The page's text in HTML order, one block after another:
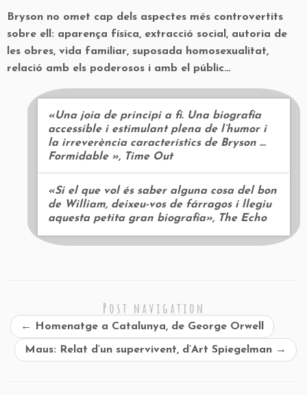
Bryson no omet cap dels aspectes més controvertits
sobre ell: aparença física, extracció social, autoria de
les obres, vida familiar, suposada homosexualitat,
relació amb els poderosos i amb el públic…
«Una joia de principi a fi. Una biografia
accessible i estimulant plena de l’humor i
la irreverència característics de Bryson …
Formidable », Time Out
«Si el que vol és saber alguna cosa del bon
de William, deixeu-vos de fárragos i llegiu
aquesta petita gran biografia», The Echo
Post navigation
← Homenatge a Catalunya, de George Orwell
Maus: Relat d’un supervivent, d’Art Spiegelman →